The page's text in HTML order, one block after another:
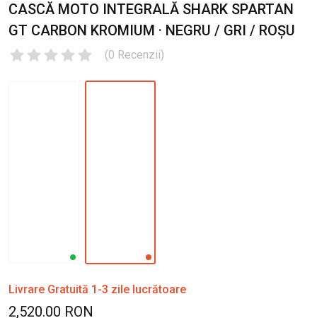
CASCĂ MOTO INTEGRALĂ SHARK SPARTAN
GT CARBON KROMIUM · NEGRU / GRI / ROȘU
(0 Recenzii)
Livrare Gratuită 1-3 zile lucrătoare
2,520.00 RON